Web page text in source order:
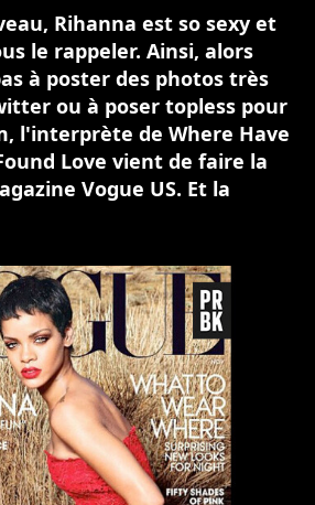
Rihanna est so sexy et
le rappeler. Ainsi, alors
à poster des photos très
ou à poser topless pour
l'interprète de Where Have
Love vient de faire la
Vogue US. Et la